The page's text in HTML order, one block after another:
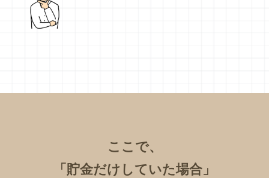
ここで、
「貯金だけしていた場合」